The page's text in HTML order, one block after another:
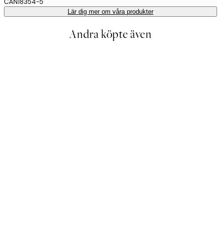
CAN18354-5
Lär dig mer om våra produkter
Andra köpte även